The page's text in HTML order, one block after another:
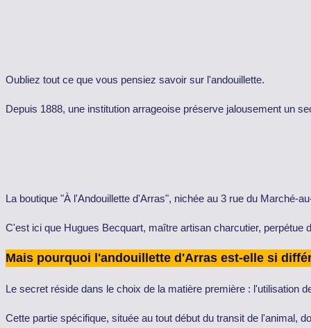
Oubliez tout ce que vous pensiez savoir sur l'andouillette.
Depuis 1888, une institution arrageoise préserve jalousement un
La boutique "À l'Andouillette d'Arras", nichée au 3 rue du Marché-
C'est ici que Hugues Becquart, maître artisan charcutier,
Mais pourquoi l'andouillette d'Arras est-elle si
Le secret réside dans le choix de la matière première : l'utilisation
Cette partie spécifique, située au tout début du transit de l'animal,